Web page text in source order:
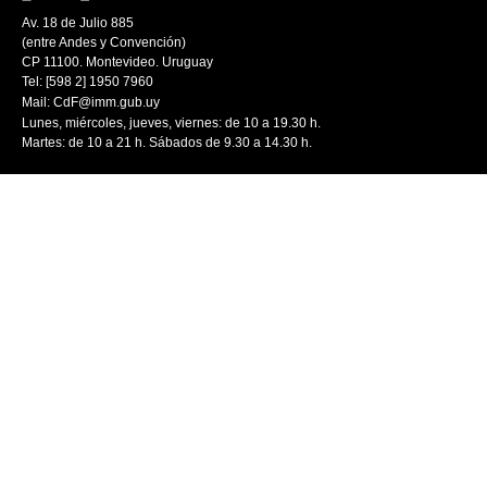
Av. 18 de Julio 885
(entre Andes y Convención)
CP 11100. Montevideo. Uruguay
Tel: [598 2] 1950 7960
Mail: CdF@imm.gub.uy
Lunes, miércoles, jueves, viernes: de 10 a 19.30 h.
Martes: de 10 a 21 h. Sábados de 9.30 a 14.30 h.